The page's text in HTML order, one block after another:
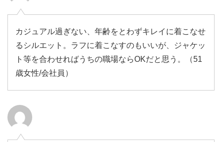
カジュアル過ぎない、年齢をとわずキレイに着こなせ
るシルエット。ラフに着こなすのもいいが、ジャケッ
ト等を合わせればうちの職場ならOKだと思う。（51
歳女性/会社員）